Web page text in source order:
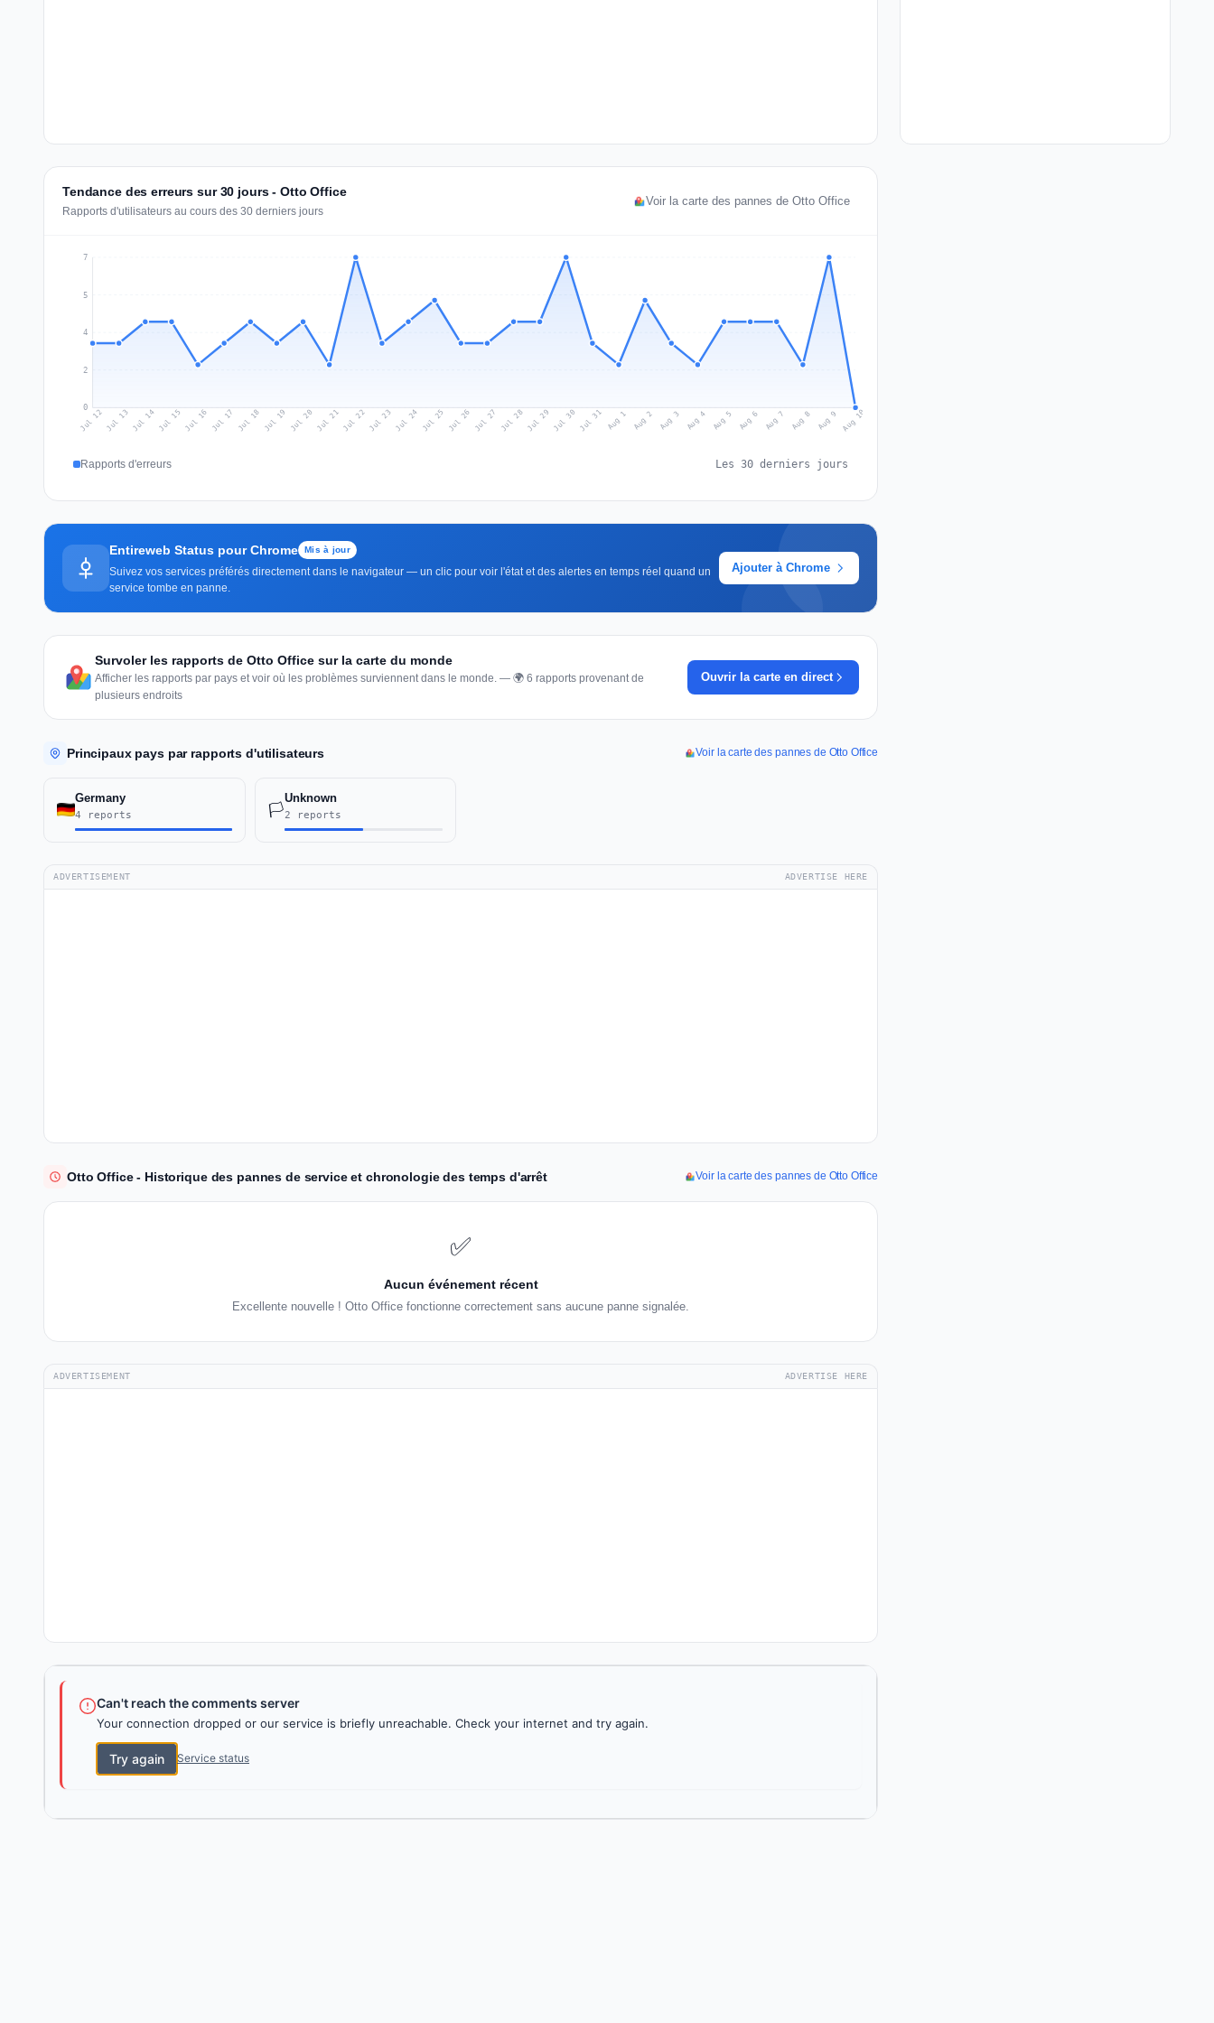
Tendance des erreurs sur 30 jours - Otto Office
Rapports d'utilisateurs au cours des 30 derniers jours
Voir la carte des pannes de Otto Office
0
2
4
5
7
Jul 12Jul 13 Jul 14Jul 15 Jul 16 Jul 17 Jul 18 Jul 19 Jul 20 Jul 21Jul 22Jul 23 Jul 24 Jul 25 Jul 26 Jul 27 Jul 28Jul 29 Jul 30 Jul 31 Aug 1 Aug 2 Aug 3 Aug 4 Aug 5 Aug 6 Aug 7 Aug 8 Aug 9 Aug 10
Rapports d'erreurs Les 30 derniers jours
Entireweb Status pour Chrome Mis à jour
Suivez vos services préférés directement dans le navigateur — un clic pour voir l'état et des alertes en temps réel quand un
service tombe en panne.
Ajouter à Chrome
Survoler les rapports de Otto Office sur la carte du monde
Afficher les rapports par pays et voir où les problèmes surviennent dans le monde. — 🌍 6 rapports provenant de
plusieurs endroits
Ouvrir la carte en direct
Principaux pays par rapports d'utilisateurs Voir la carte des pannes de Otto Office
Germany
4 reports 🏳️
Unknown
2 reports
ADVERTISEMENT ADVERTISE HERE
Otto Office - Historique des pannes de service et chronologie des temps d'arrêt Voir la carte des pannes de Otto Office
✅
Aucun événement récent
Excellente nouvelle ! Otto Office fonctionne correctement sans aucune panne signalée.
ADVERTISEMENT ADVERTISE HERE
Can't reach the comments server
Your connection dropped or our service is briefly unreachable. Check your internet and try again.
Try again Service status